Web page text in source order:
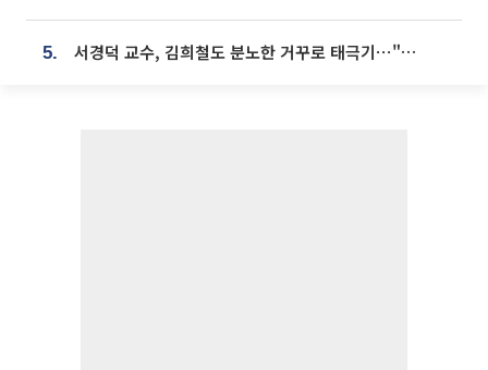
5. 서경덕 교수, 김희철도 분노한 거꾸로 태극기⋯"엉터리는 아냐, 아쉬울 뿐"